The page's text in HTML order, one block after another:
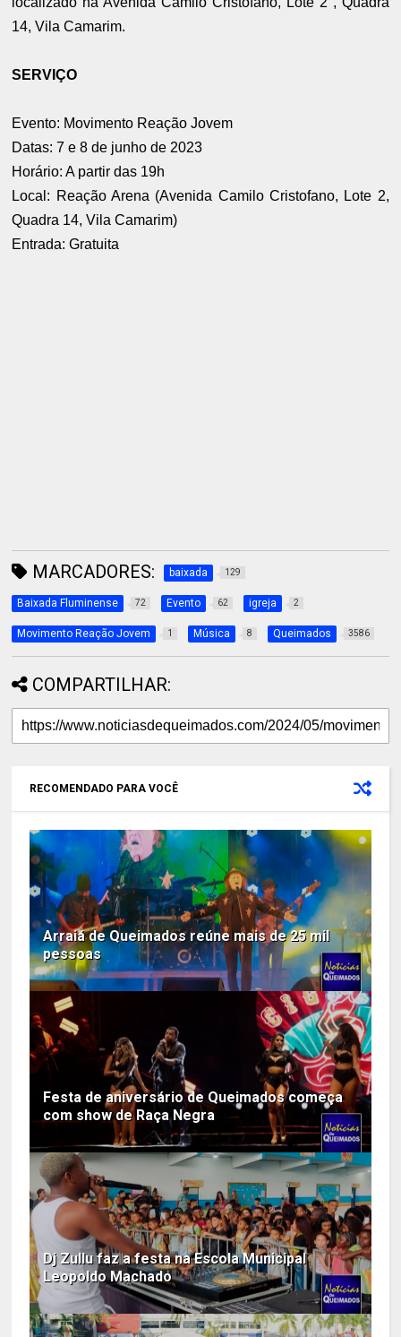
14, Vila Camarim.
SERVIÇO
Evento: Movimento Reação Jovem
Datas: 7 e 8 de junho de 2023
Horário: A partir das 19h
Local: Reação Arena (Avenida Camilo Cristofano, Lote 2,
Quadra 14, Vila Camarim)
Entrada: Gratuita
MARCADORES: baixada 129
Baixada Fluminense 72 Evento 62 igreja 2
Movimento Reação Jovem 1 Música 8 Queimados 3586
COMPARTILHAR:
RECOMENDADO PARA VOCÊ
Arraiá de Queimados reúne mais de 25 mil
pessoas
Festa de aniversário de Queimados começa
com show de Raça Negra
Dj Zullu faz a festa na Escola Municipal
Leopoldo Machado